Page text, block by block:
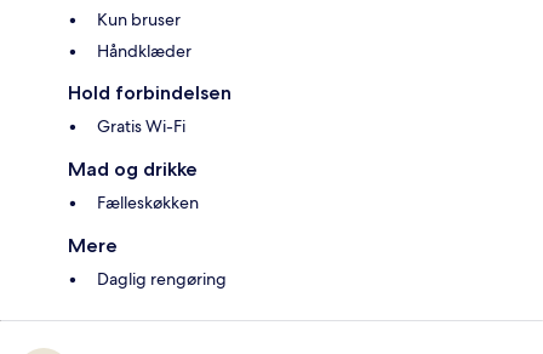
Kun bruser
Håndklæder
Hold forbindelsen
Gratis Wi-Fi
Mad og drikke
Fælleskøkken
Mere
Daglig rengøring